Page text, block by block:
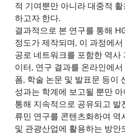
적 기여뿐만 아니라 대중적
하고자 한다.
결과적으로 본 연구를 통해
정도가 제작되며, 이 과정에서
공로 네트워크를 포함한 역사
이터, 연구 결과를 온라인에
폼, 학술 논문 및 발표문 등이
성과는 학계에 보고될 뿐만
통해 지속적으로 공유되고 발
류민 연구를 콘텐츠화하여 역
및 관광산업에 활용하는 방안